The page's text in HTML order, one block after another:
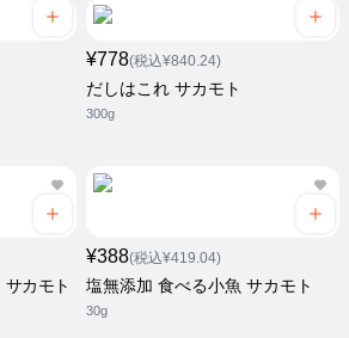
¥778(税込¥840.24)
だしはこれ サカモト
300g
サカモト
¥388(税込¥419.04)
塩無添加 食べる小魚 サカモト
30g